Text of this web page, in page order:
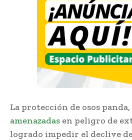
La protección de osos
amenazadas en peligro de
logrado impedir el declive